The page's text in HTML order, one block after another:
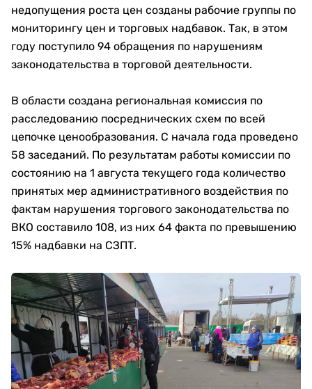
недопущения роста цен созданы рабочие группы по
мониторингу цен и торговых надбавок. Так, в этом
году поступило 94 обращения по нарушениям
законодательства в торговой деятельности.
В области создана региональная комиссия по
расследованию посреднических схем по всей
цепочке ценообразования. С начала года проведено
58 заседаний. По результатам работы комиссии по
состоянию на 1 августа текущего года количество
принятых мер административного воздействия по
фактам нарушения торгового законодательства по
ВКО составило 108, из них 64 факта по превышению
15% надбавки на СЗПТ.